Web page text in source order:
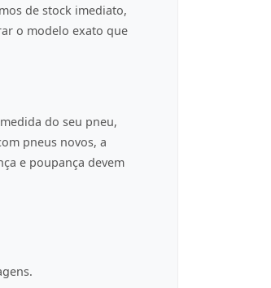
de stock imediato,
o modelo exato que
do seu pneu,
pneus novos, a
e poupança devem